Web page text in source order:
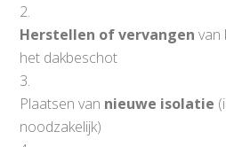
Herstellen of vervangen van
het dakbeschot
Plaatsen van nieuwe isolatie
noodzakelijk)